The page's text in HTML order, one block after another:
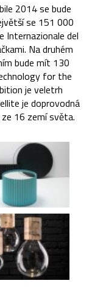
2014 se bude
se 151 000
Internazionale del
Na druhém
bude mít 130
for the
je veletrh
je doprovodná
16 zemí světa.